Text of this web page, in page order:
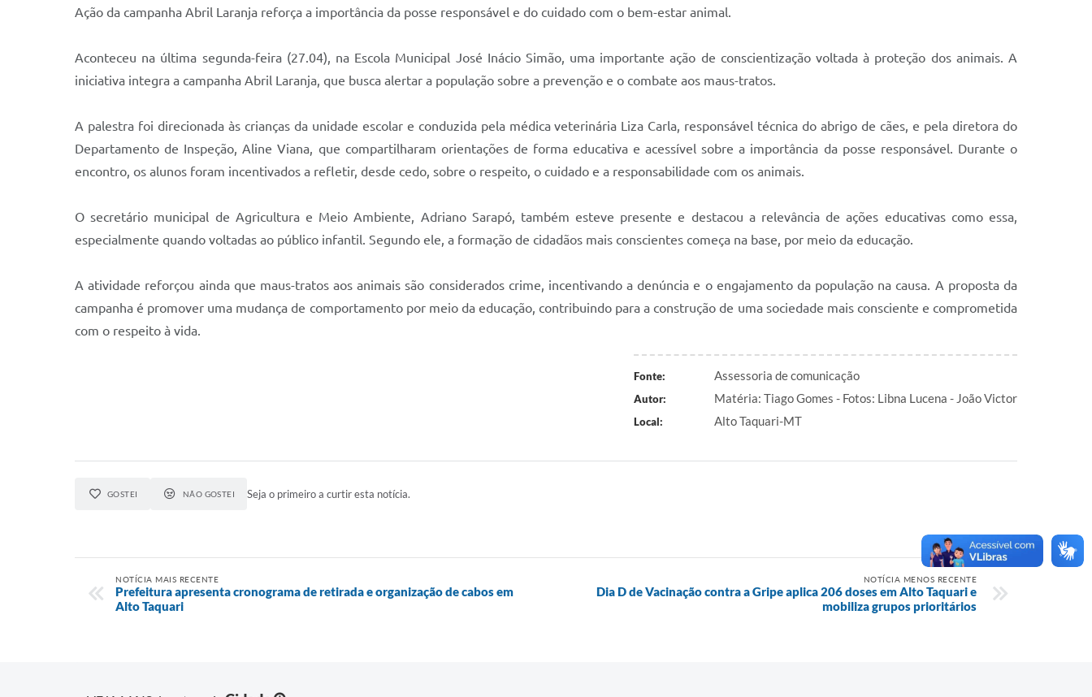
Ação da campanha Abril Laranja reforça a importância da posse responsável e do cuidado com o bem-estar animal.
Aconteceu na última segunda-feira (27.04), na Escola Municipal José Inácio Simão, uma importante ação de conscientização voltada à proteção dos animais. A
iniciativa integra a campanha Abril Laranja, que busca alertar a população sobre a prevenção e o combate aos maus-tratos.
A palestra foi direcionada às crianças da unidade escolar e conduzida pela médica veterinária Liza Carla, responsável técnica do abrigo de cães, e pela diretora do
Departamento de Inspeção, Aline Viana, que compartilharam orientações de forma educativa e acessível sobre a importância da posse responsável. Durante o
encontro, os alunos foram incentivados a refletir, desde cedo, sobre o respeito, o cuidado e a responsabilidade com os animais.
O secretário municipal de Agricultura e Meio Ambiente, Adriano Sarapó, também esteve presente e destacou a relevância de ações educativas como essa,
especialmente quando voltadas ao público infantil. Segundo ele, a formação de cidadãos mais conscientes começa na base, por meio da educação.
A atividade reforçou ainda que maus-tratos aos animais são considerados crime, incentivando a denúncia e o engajamento da população na causa. A proposta da
campanha é promover uma mudança de comportamento por meio da educação, contribuindo para a construção de uma sociedade mais consciente e comprometida
com o respeito à vida.
Fonte: Assessoria de comunicação
Autor: Matéria: Tiago Gomes - Fotos: Libna Lucena - João Victor
Local: Alto Taquari-MT
GOSTEI NÃO GOSTEI Seja o primeiro a curtir esta notícia.
NOTÍCIA MAIS RECENTE
Prefeitura apresenta cronograma de retirada e organização de cabos em
Alto Taquari
NOTÍCIA MENOS RECENTE
Dia D de Vacinação contra a Gripe aplica 206 doses em Alto Taquari e
mobiliza grupos prioritários